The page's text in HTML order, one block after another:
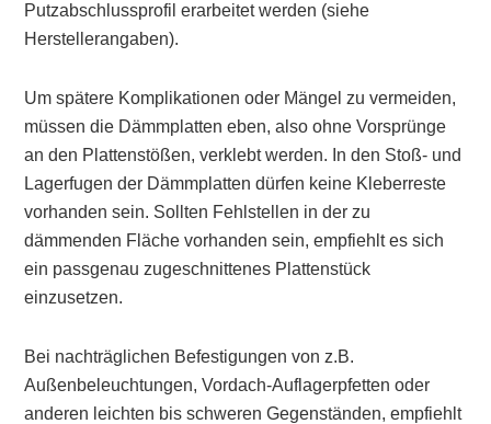
Putzabschlussprofil erarbeitet werden (siehe
Herstellerangaben).
Um spätere Komplikationen oder Mängel zu vermeiden,
müssen die Dämmplatteneben, also ohne Vorsprünge
an den Plattenstößen, verklebt werden. In den Stoß- und
Lagerfugender Dämmplatten dürfen keine Kleberreste
vorhanden sein. Sollten Fehlstellen in der zu
dämmenden Fläche vorhanden sein, empfiehlt es sich
ein passgenau zugeschnittenes Plattenstück
einzusetzen.
Bei nachträglichen Befestigungen von z.B.
Außenbeleuchtungen, Vordach-Auflagerpfetten oder
anderen leichten bis schweren Gegenständen, empfiehlt